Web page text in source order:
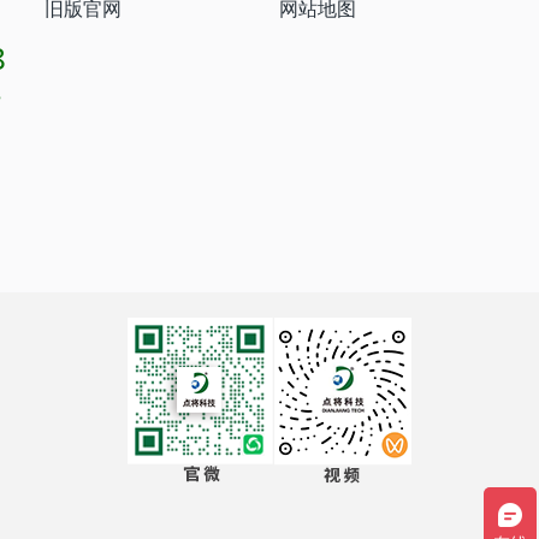
旧版官网 网站地图